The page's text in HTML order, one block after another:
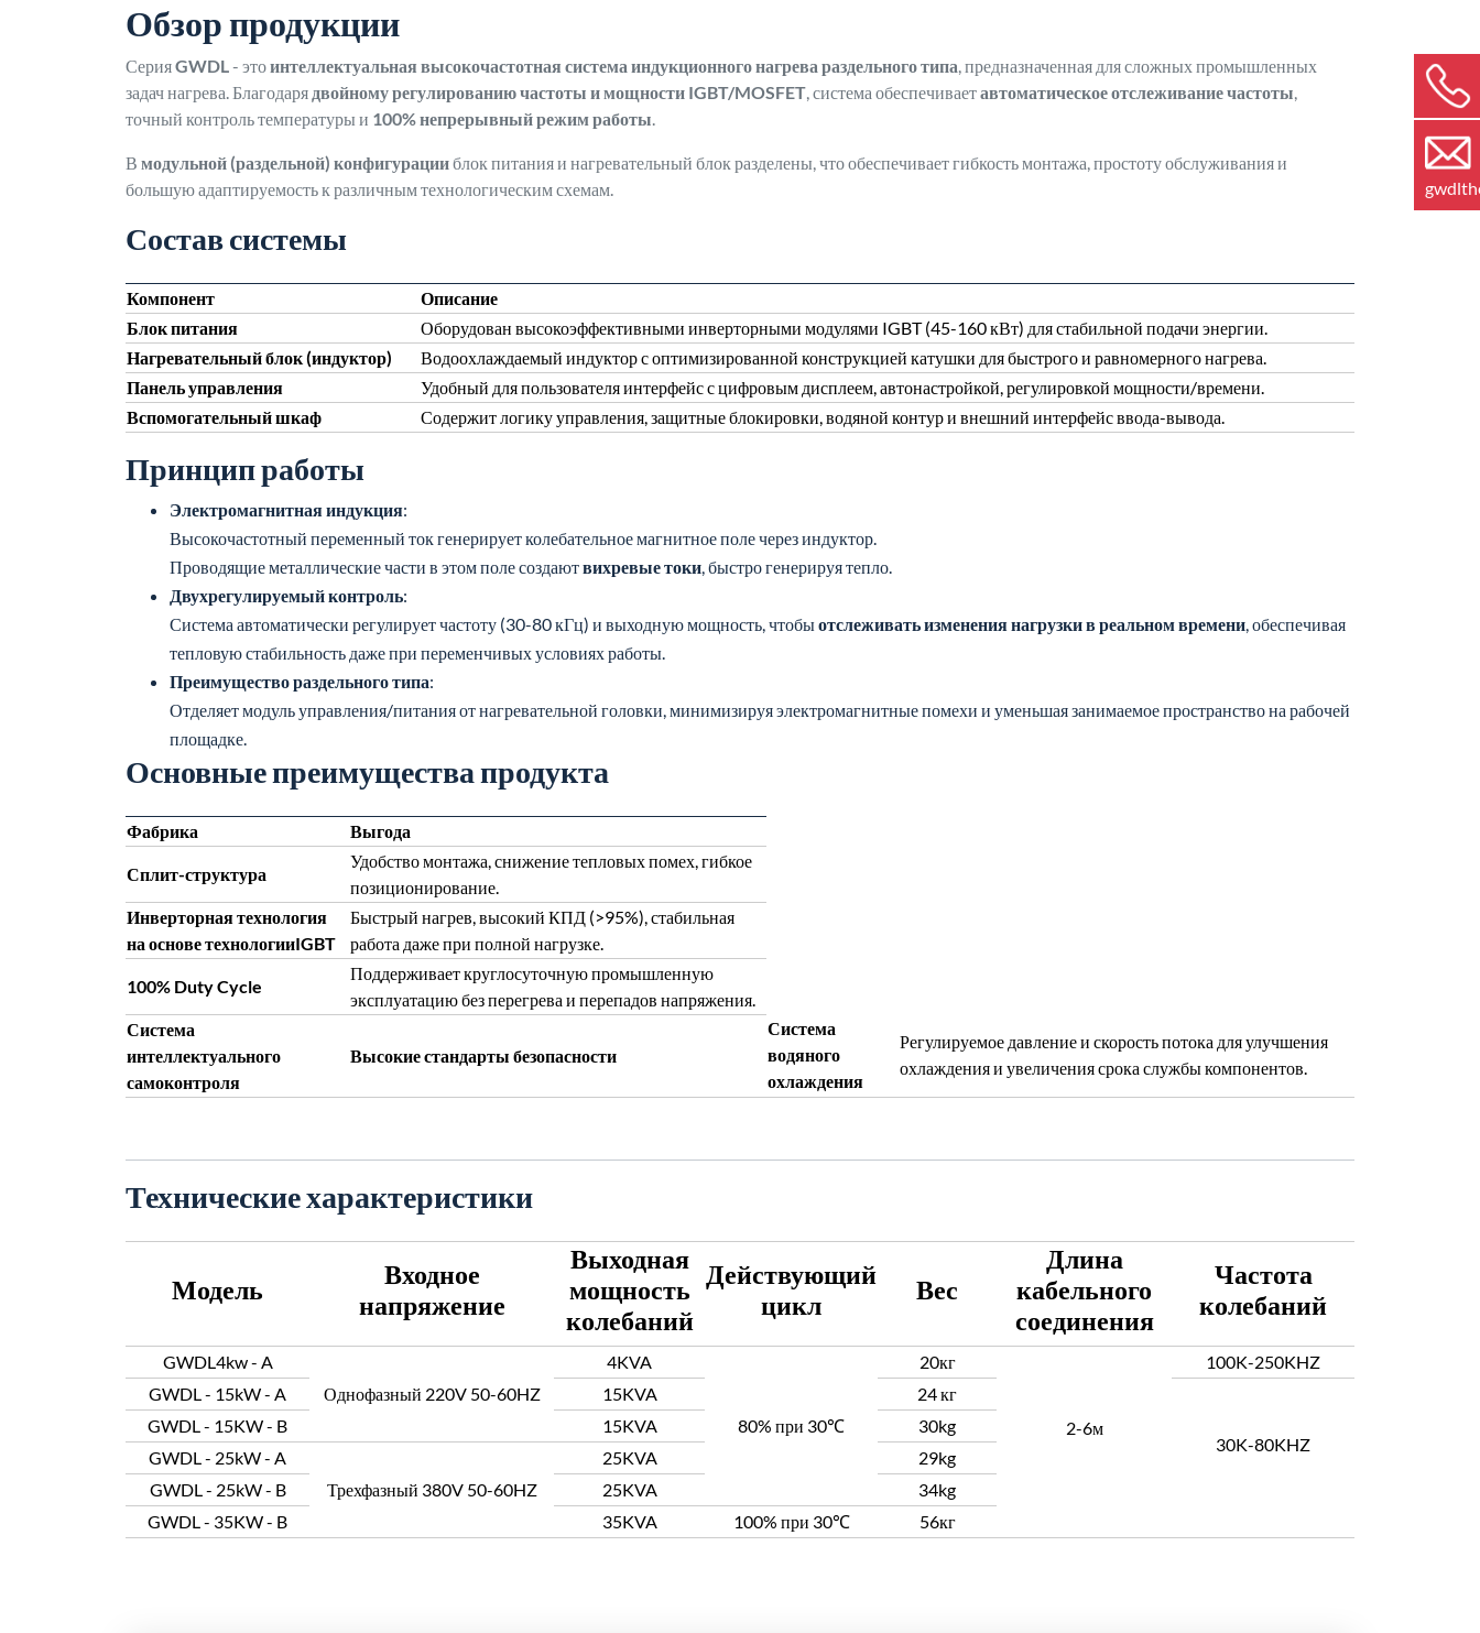
Обзор продукции
СерияGWDL- этоинтеллектуальная высокочастотная система индукционного нагрева раздельного типа, предназначенная для сложных промышленных
задач нагрева. Благодаря двойному регулированию частоты и мощности IGBT/MOSFET, система обеспечиваетавтоматическое отслеживание частоты,
точный контроль температуры и 100% непрерывный режим работы.
В модульной (раздельной) конфигурацииблок питания и нагревательный блок разделены, что обеспечивает гибкость монтажа, простоту обслуживания и
большую адаптируемость к различным технологическим схемам.
Состав системы
Компонент
Описание
Блок питания
Оборудован высокоэффективными инверторными модулями IGBT (45-160 кВт) для стабильной подачи энергии.
Нагревательный блок (индуктор)
Водоохлаждаемый индуктор с оптимизированной конструкцией катушки для быстрого и равномерного нагрева.
Панель управления
Удобный для пользователя интерфейс с цифровым дисплеем, автонастройкой, регулировкой мощности/времени.
Вспомогательный шкаф
Содержит логику управления, защитные блокировки, водяной контур и внешний интерфейс ввода-вывода.
Принцип работы
Электромагнитная индукция:
Высокочастотный переменный ток генерирует колебательное магнитное поле через индуктор.
Проводящие металлические части в этом поле создаютвихревые токи, быстро генерируя тепло.
Двухрегулируемый контроль:
Система автоматически регулирует частоту (30-80 кГц) и выходную мощность, чтобыотслеживать изменения нагрузки в реальном времени, обеспечивая
тепловую стабильность даже при переменчивых условиях работы.
Преимущество раздельного типа:
Отделяет модуль управления/питания от нагревательной головки, минимизируя электромагнитные помехи и уменьшая занимаемое пространство на рабочей
площадке.
Основные преимущества продукта
Фабрика Выгода
Сплит-структура
Удобство монтажа, снижение тепловых помех, гибкое
позиционирование.
Инверторная технология
на основе технологииIGBT
Быстрый нагрев, высокий КПД (>95%), стабильная
работа даже при полной нагрузке.
100% Duty Cycle
Поддерживает круглосуточную промышленную
эксплуатацию без перегрева и перепадов напряжения.
Система
интеллектуального
самоконтроля
Высокие стандарты безопасности
Система
водяного
охлаждения
Регулируемое давление и скорость потока для улучшения
охлаждения и увеличения срока службы компонентов.
Технические характеристики
Модель
Входное
напряжение
Выходная
мощность
колебаний
Действующий
цикл
Вес
Длина
кабельного
соединения
Частота
колебаний
GWDL4kw - A
Однофазный 220V 50-60HZ
4KVA
80% при 30℃
20кг
2-6м
100K-250KHZ
GWDL - 15kW - A
15KVA 24 кг
30K-80KHZ
GWDL - 15KW - B 15KVA
30kg
GWDL - 25kW - A
Трехфазный 380V 50-60HZ
25KVA
29kg
GWDL - 25kW - B
25KVA
34kg
GWDL - 35KW - B
35KVA 100% при 30℃ 56кг